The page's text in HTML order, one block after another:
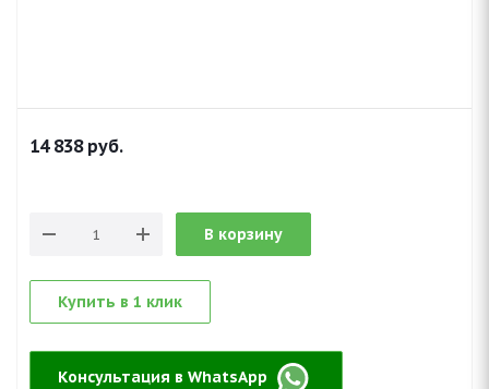
14 838руб.
В корзину
Купить в 1 клик
Консультация в WhatsApp